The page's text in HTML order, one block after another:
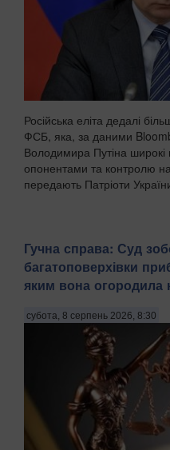
Російська еліта дедалі
ФСБ, яка, за даними
Володимира Путіна
опонентами та контролю
передають Патріоти
Гучна справа: Суд
багатоповерхівки
яким вона огородила
субота, 8 серпень 2026, 8:30